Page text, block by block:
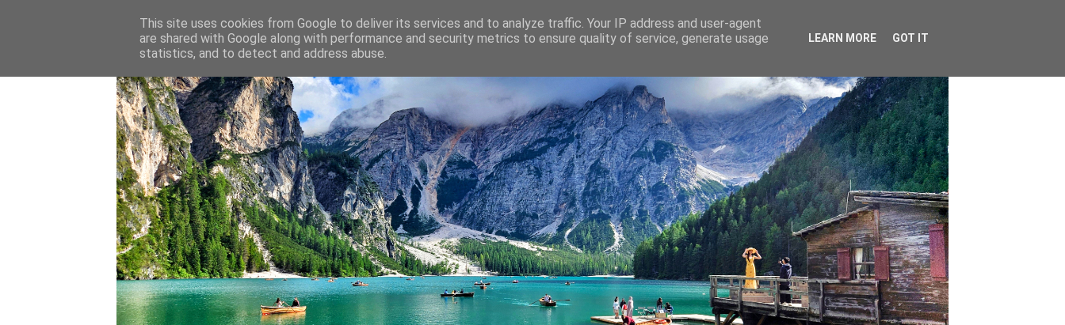
This site uses cookies from Google to deliver its services and to analyze traffic. Your IP address and user-agent
are shared with Google along with performance and security metrics to ensure quality of service, generate usage
statistics, and to detect and address abuse.
LEARN MORE GOT IT